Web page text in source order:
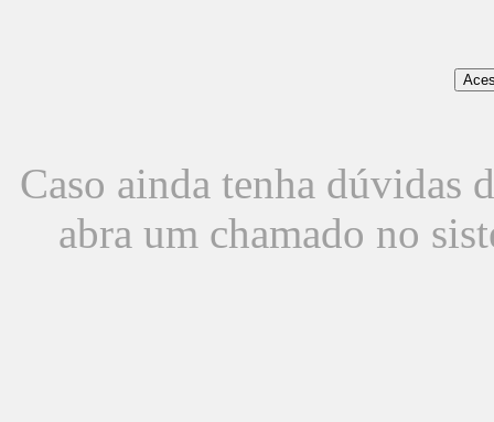
Caso ainda tenha dúvidas
abra um chamado no